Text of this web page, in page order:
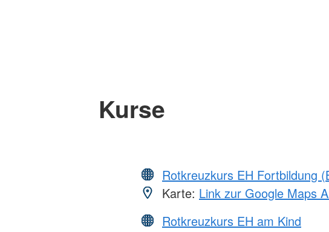
Kurse
Rotkreuzkurs EH Fortbildung
Karte: Link zur Google Maps
Rotkreuzkurs EH am Kind